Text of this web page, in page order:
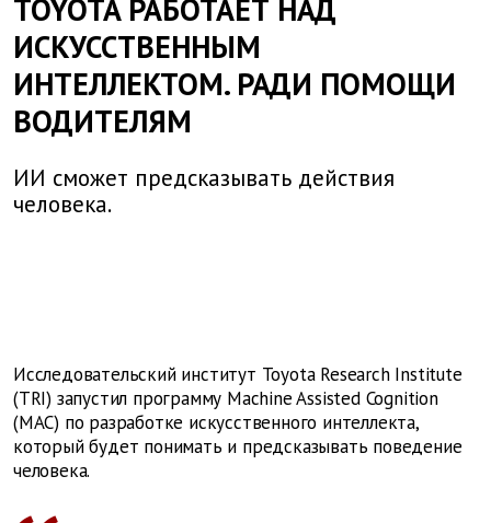
TOYOTA РАБОТАЕТ НАД
ИСКУССТВЕННЫМ
ИНТЕЛЛЕКТОМ. РАДИ ПОМОЩИ
ВОДИТЕЛЯМ
ИИ сможет предсказывать действия
человека.
Исследовательский институт Toyota Research Institute
(TRI) запустил программу Machine Assisted Cognition
(MAC) по разработке искусственного интеллекта,
который будет понимать и предсказывать поведение
человека.